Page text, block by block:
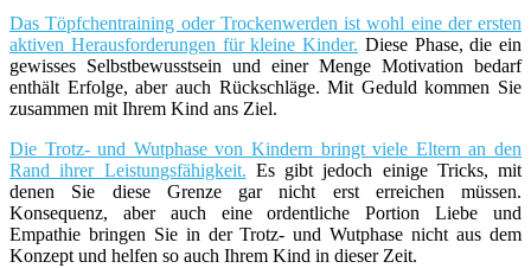
Das Töpfchentraining oder Trockenwerden ist wohl eine der ersten
aktiven Herausforderungen für kleine Kinder. Diese Phase, die ein
gewisses Selbstbewusstsein und einer Menge Motivation bedarf
enthält Erfolge, aber auch Rückschläge. Mit Geduld kommen Sie
zusammen mit Ihrem Kind ans Ziel.
Die Trotz- und Wutphase von Kindern bringt viele Eltern an den
Rand ihrer Leistungsfähigkeit. Es gibt jedoch einige Tricks, mit
denen Sie diese Grenze gar nicht erst erreichen müssen.
Konsequenz, aber auch eine ordentliche Portion Liebe und
Empathie bringen Sie in der Trotz- und Wutphase nicht aus dem
Konzept und helfen so auch Ihrem Kind in dieser Zeit.